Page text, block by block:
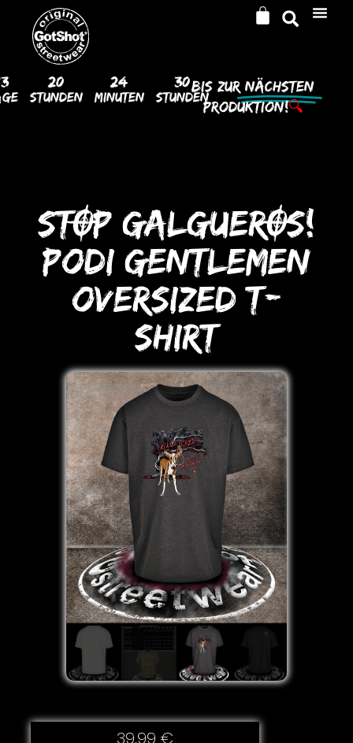
20
Stunden
24
Minuten
30
Stunden
Bis ZurNächsten
Produktion!🔍
STOP GALGUEROS!
Podi GENTLEMEN
oVERSIZED T-
SHIRT
39,99 €